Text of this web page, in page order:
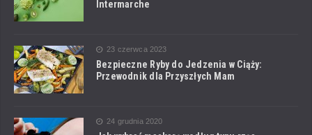
Intermarche
23 czerwca 2023
Bezpieczne Ryby do Jedzenia w Ciąży:
Przewodnik dla Przyszłych Mam
24 grudnia 2020